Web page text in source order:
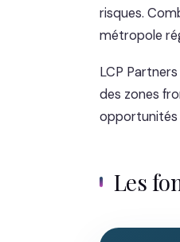
risques.
métropole
LCP
des zones
opportunités
Les